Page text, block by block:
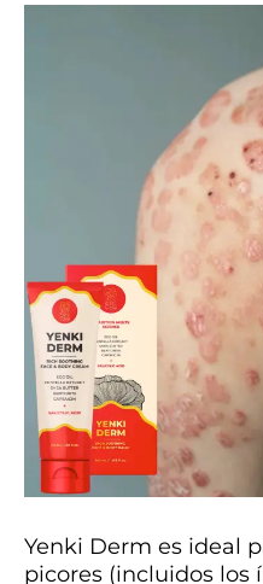
Yenki Derm es ideal
picores (incluidos los